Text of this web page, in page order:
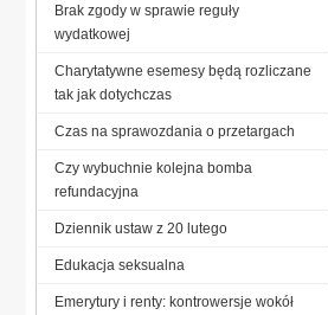
Brak zgody w sprawie reguły
wydatkowej
Charytatywne esemesy będą rozliczane
tak jak dotychczas
Czas na sprawozdania o przetargach
Czy wybuchnie kolejna bomba
refundacyjna
Dziennik ustaw z 20 lutego
Edukacja seksualna
Emerytury i renty: kontrowersje wokół